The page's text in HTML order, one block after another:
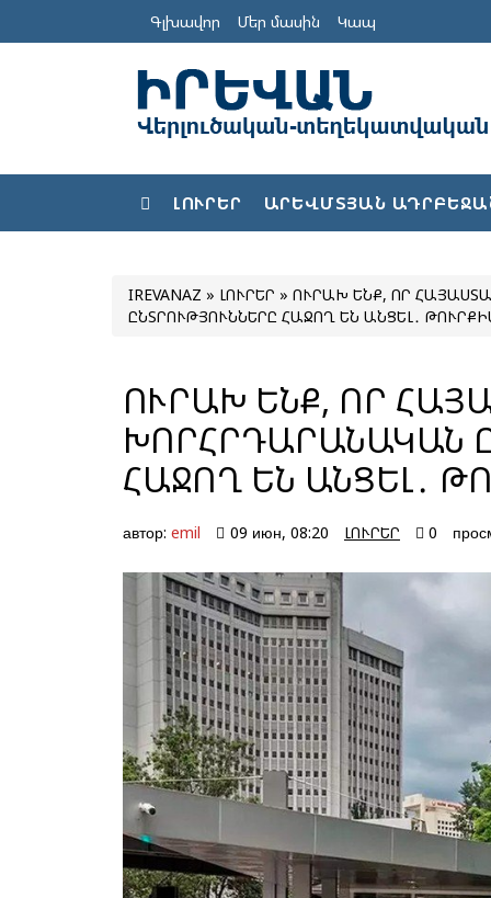
Գլխավոր Մեր մասին Կապ
ԼՈՒՐԵՐ ԱՐԵՎՄՏՅԱՆ
IREVANAZ » ԼՈՒՐԵՐ » ՈՒՐԱԽ ԵՆՔ, ՈՐ
ԸՆՏՐՈՒԹՅՈՒՆՆԵՐԸ ՀԱՋՈՂ ԵՆ ԱՆՑԵԼ․
ՈՒՐԱԽ ԵՆՔ, ՈՐ
ԽՈՐՀՐԴԱՐԱՆԱԿԱՆ
ՀԱՋՈՂ ԵՆ ԱՆՑԵԼ․
автор: emil 09 июн, 08:20 ԼՈՒՐԵՐ 0